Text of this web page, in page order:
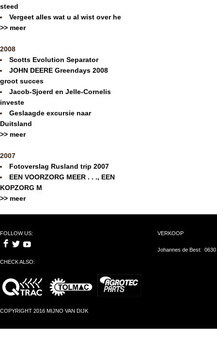
steed
Vergeet alles wat u al wist over he
>> meer
2008
Scotts Evolution Separator
JOHN DEERE Greendays 2008
groot succes
Jacob-Sjoerd en Jelle-Cornelis
investe
Geslaagde excursie naar
Duitsland
>> meer
2007
Fotoverslag Rusland trip 2007
EEN VOORZORG MEER . . ., EEN
KOPZORG M
>> meer
FOLLOW US:
CHECK ALSO:
COPYRIGHT 2016 MIJNO VAN DIJK
VERKOOP
Johannes de Best: 0630